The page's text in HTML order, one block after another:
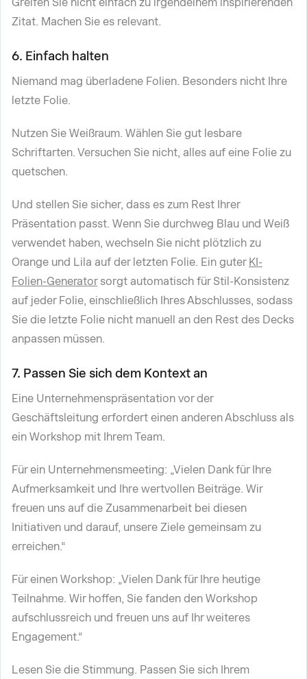
Zitat. Machen Sie es relevant.
6. Einfach halten
Niemand mag überladene Folien. Besonders nicht Ihre
letzte Folie.
Nutzen Sie Weißraum. Wählen Sie gut lesbare
Schriftarten. Versuchen Sie nicht, alles auf eine Folie zu
quetschen.
Und stellen Sie sicher, dass es zum Rest Ihrer
Präsentation passt. Wenn Sie durchweg Blau und Weiß
verwendet haben, wechseln Sie nicht plötzlich zu
Orange und Lila auf der letzten Folie. Ein guter KI-
Folien-Generatorsorgt automatisch für Stil-Konsistenz
auf jeder Folie, einschließlich Ihres Abschlusses, sodass
Sie die letzte Folie nicht manuell an den Rest des Decks
anpassen müssen.
7. Passen Sie sich dem Kontext an
Eine Unternehmenspräsentation vor der
Geschäftsleitung erfordert einen anderen Abschluss als
ein Workshop mit Ihrem Team.
Für ein Unternehmensmeeting: „Vielen Dank für Ihre
Aufmerksamkeit und Ihre wertvollen Beiträge. Wir
freuen uns auf die Zusammenarbeit bei diesen
Initiativen und darauf, unsere Ziele gemeinsam zu
erreichen.“
Für einen Workshop: „Vielen Dank für Ihre heutige
Teilnahme. Wir hoffen, Sie fanden den Workshop
aufschlussreich und freuen uns auf Ihr weiteres
Engagement.“
Lesen Sie die Stimmung. Passen Sie sich Ihrem